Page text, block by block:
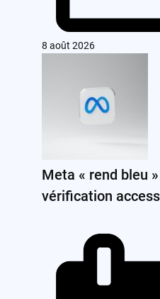
8 août 2026
Meta « rend bleu
vérification